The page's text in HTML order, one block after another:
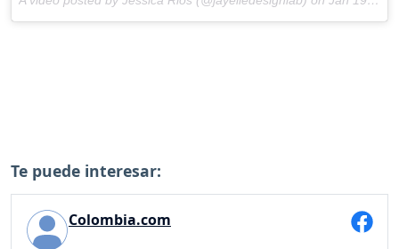
Te puede interesar:
Colombia.com